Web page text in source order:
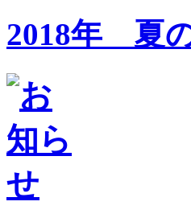
2018年 夏